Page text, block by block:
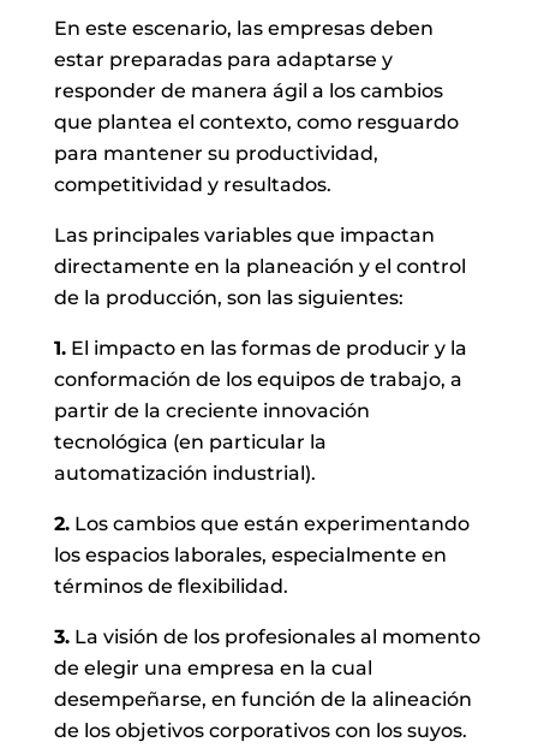
En este escenario, las empresas deben
estar preparadas para adaptarse y
responder de manera ágil a los cambios
que plantea el contexto, como resguardo
para mantener su productividad,
competitividad y resultados.
Las principales variables que impactan
directamente en la planeación y el control
de la producción, son las siguientes:
1.El impacto en las formas de producir y la
conformación de los equipos de trabajo, a
partir de la creciente innovación
tecnológica (en particular la
automatización industrial).
2.Los cambios que están experimentando
los espacios laborales, especialmente en
términos de flexibilidad.
3.La visión de los profesionales al momento
de elegir una empresa en la cual
desempeñarse, en función de la alineación
de los objetivos corporativos con los suyos.